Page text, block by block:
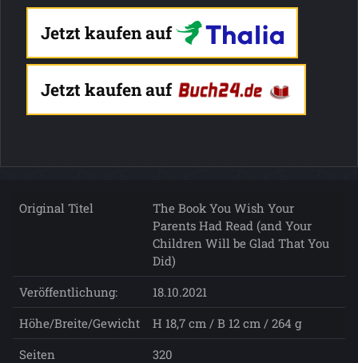
Jetzt kaufen auf
Jetzt kaufen auf
Original Titel
The Book You Wish Your
Parents Had Read (and Your
Children Will be Glad That You
Did)
Veröffentlichung:
18.10.2021
Höhe/Breite/Gewicht
H 18,7 cm / B 12 cm / 264 g
Seiten
320